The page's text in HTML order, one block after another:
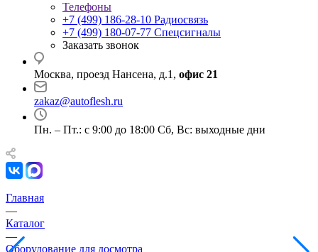
Телефоны
+7 (499) 186-28-10 Радиосвязь
+7 (499) 180-07-77 Спецсигналы
Заказать звонок
Москва, проезд Нансена, д.1, офис 21
zakaz@autoflesh.ru
Пн. – Пт.: с 9:00 до 18:00 Cб, Вс: выходные дни
Главная
—
Каталог
—
Оборудование для досмотра